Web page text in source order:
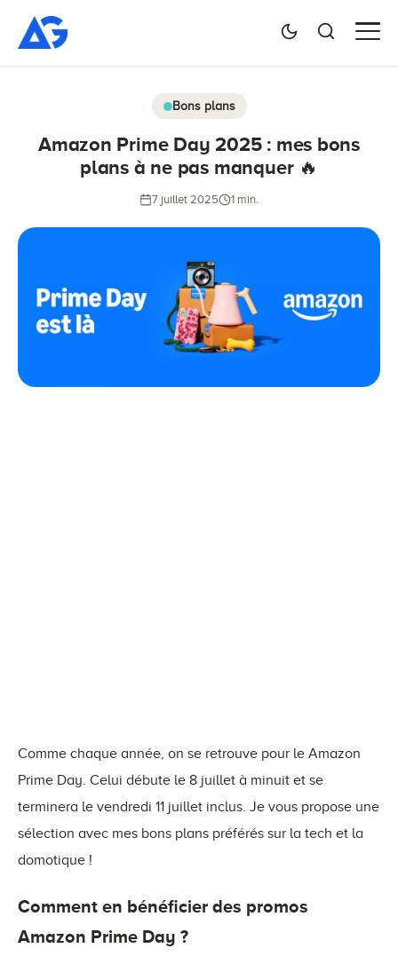
Bons plans
Amazon Prime Day 2025 : mes bons
plans à ne pas manquer 🔥
7 juillet 2025 1 min.
Comme chaque année, on se retrouve pour le Amazon
Prime Day. Celui débute le 8 juillet à minuit et se
terminera le vendredi 11 juillet inclus. Je vous propose une
sélection avec mes bons plans préférés sur la tech et la
domotique !
Comment en bénéficier des promos
Amazon Prime Day ?